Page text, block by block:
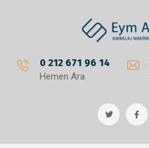
0 212 671 96 14
Hemen Ara